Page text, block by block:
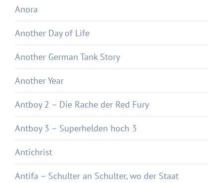
Anora
Another Day of Life
Another German Tank Story
Another Year
Antboy 2 – Die Rache der Red Fury
Antboy 3 – Superhelden hoch 3
Antichrist
Antifa – Schulter an Schulter, wo der Staat